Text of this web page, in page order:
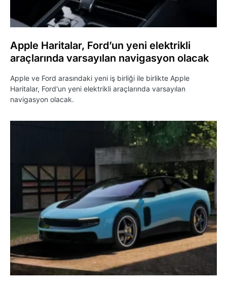
Apple Haritalar, Ford’un yeni elektrikli
araçlarında varsayılan navigasyon olacak
Apple ve Ford arasındaki yeni iş birliği ile birlikte Apple
Haritalar, Ford'un yeni elektrikli araçlarında varsayılan
navigasyon olacak.